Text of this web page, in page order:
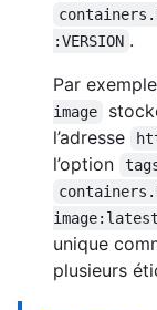
:VERSION .
Par
image
l’adresse
l’option
image:latest
unique
plusieurs